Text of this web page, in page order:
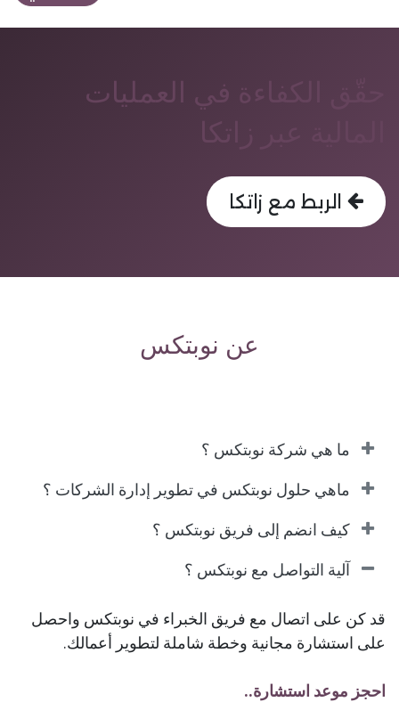
حقّق الكفاءة في العمليات
الربط مع زاتكا
عن نوبتكس
ما هي شركة نوبتكس ؟
ماهي حلول نوبتكس في تطوير إدارة الشركات ؟
كيف انضم إلى فريق نوبتكس ؟
آلية التواصل مع نوبتكس ؟
قد كن على اتصال مع فريق الخبراء في نوبتكس واحصل
على استشارة مجانية وخطة شاملة لتطوير أعمالك.
احجز موعد استشارة..